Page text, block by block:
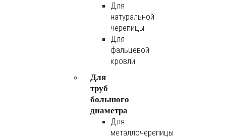
Для
натуральной
черепицы
Для
фальцевой
кровли
Для
труб
большого
диаметра
Для
металлочерепицы